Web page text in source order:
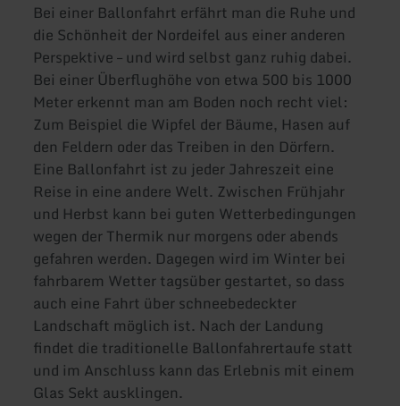
Bei einer Ballonfahrt erfährt man die Ruhe und
die Schönheit der Nordeifel aus einer anderen
Perspektive – und wird selbst ganz ruhig dabei.
Bei einer Überflughöhe von etwa 500 bis 1000
Meter erkennt man am Boden noch recht viel:
Zum Beispiel die Wipfel der Bäume, Hasen auf
den Feldern oder das Treiben in den Dörfern.
Eine Ballonfahrt ist zu jeder Jahreszeit eine
Reise in eine andere Welt. Zwischen Frühjahr
und Herbst kann bei guten Wetterbedingungen
wegen der Thermik nur morgens oder abends
gefahren werden. Dagegen wird im Winter bei
fahrbarem Wetter tagsüber gestartet, so dass
auch eine Fahrt über schneebedeckter
Landschaft möglich ist. Nach der Landung
findet die traditionelle Ballonfahrertaufe statt
und im Anschluss kann das Erlebnis mit einem
Glas Sekt ausklingen.